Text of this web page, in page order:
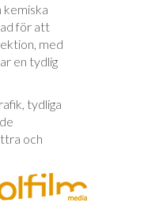
kemiska
för att
med
en tydlig
tydliga
och